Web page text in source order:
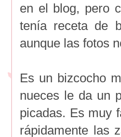
en el blog, pero
tenía receta de
aunque las fotos
Es un bizcocho
nueces le da un
picadas. Es muy
rápidamente las